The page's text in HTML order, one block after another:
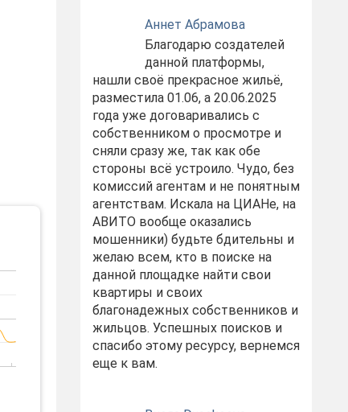
Аннет Абрамова
Благодарю создателей
данной платформы,
нашли своё прекрасное жильё,
разместила 01.06, а 20.06.2025
года уже договаривались с
собственником о просмотре и
сняли сразу же, так как обе
стороны всё устроило. Чудо, без
комиссий агентам и не понятным
агентствам. Искала на ЦИАНе, на
АВИТО вообще оказались
мошенники) будьте бдительны и
желаю всем, кто в поиске на
данной площадке найти свои
квартиры и своих
благонадежных собственников и
жильцов. Успешных поисков и
спасибо этому ресурсу, вернемся
еще к вам.